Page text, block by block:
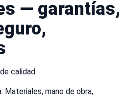
— garantías,
calidad:
Materiales, mano de obra,